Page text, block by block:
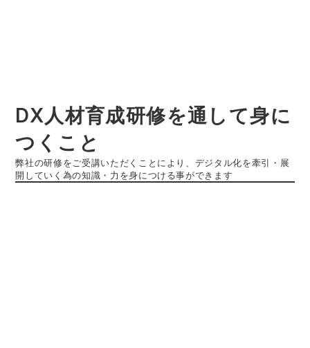
DX人材育成研修を通して身に
つくこと
弊社の研修をご受講いただくことにより、デジタル化を牽引・展
開していく為の知識・力を身につける事ができます